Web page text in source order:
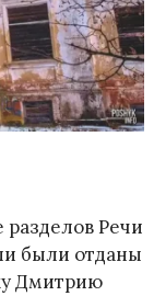
разделов Речи
были отданы
Дмитрию